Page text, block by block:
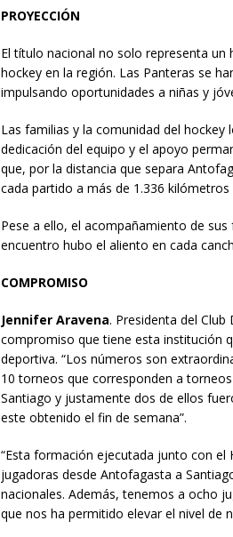
PROYECCIÓN
El título nacional no solo representa
hockey en la región. Las Panteras se
impulsando oportunidades a niñas y
Las familias y la comunidad del
dedicación del equipo y el apoyo
que, por la distancia que separa
cada partido a más de 1.336
Pese a ello, el acompañamiento de
encuentro hubo el aliento en cada
COMPROMISO
Jennifer Aravena. Presidenta del
compromiso que tiene esta institución
deportiva. “Los números son
10 torneos que corresponden a
Santiago y justamente dos de ellos
este obtenido el fin de semana”.
“Esta formación ejecutada junto con el
jugadoras desde Antofagasta a
nacionales. Además, tenemos a ocho
que nos ha permitido elevar el nivel de